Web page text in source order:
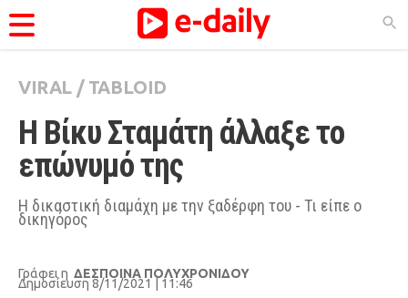
ΚΑΤΗΓΟΡΊΕΣ
Ειδήσεις
Θέματα
Videos
Podcasts
Viral
VIRAL / TABLOID
Η Βίκυ Σταμάτη άλλαξε το
επώνυμό της
Η δικαστική διαμάχη με την ξαδέρφη του - Τι είπε ο
δικηγόρος
Γράφει η ΔΕΣΠΟΙΝΑ ΠΟΛΥΧΡΟΝΙΔΟΥ
Δημοσίευση 8/11/2021 | 11:46